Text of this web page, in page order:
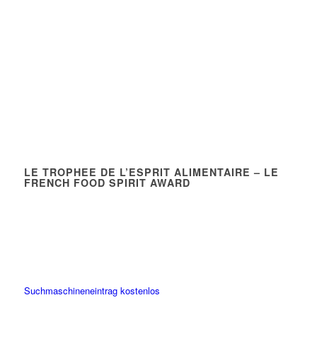
LE TROPHEE DE L’ESPRIT ALIMENTAIRE – LE
FRENCH FOOD SPIRIT AWARD
Suchmaschineneintrag kostenlos